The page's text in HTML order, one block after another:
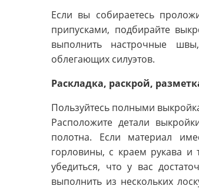
Если вы собираетесь
припусками, подбирайте
выполнить настрочные
облегающих силуэтов.
Раскладка, раскрой,
Пользуйтесь полными
Расположите детали
полотна. Если материал
горловины, с краем рукава и
убедиться, что у вас
выполнить из нескольких